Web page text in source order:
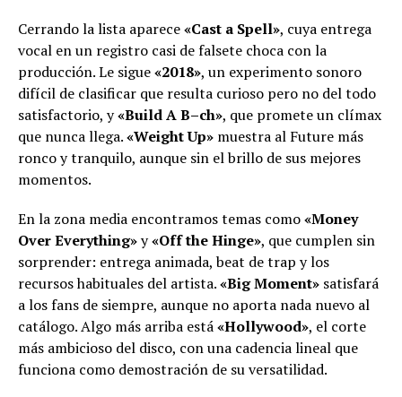
Cerrando la lista aparece«Cast a Spell», cuya entrega
vocal en un registro casi de falsete choca con la
producción. Le sigue«2018», un experimento sonoro
difícil de clasificar que resulta curioso pero no del todo
satisfactorio, y«Build A B–ch», que promete un clímax
que nunca llega.«Weight Up» muestra al Future más
ronco y tranquilo, aunque sin el brillo de sus mejores
momentos.
En la zona media encontramos temas como«Money
Over Everything»y«Off the Hinge», que cumplen sin
sorprender: entrega animada, beat de trap y los
recursos habituales del artista.«Big Moment» satisfará
a los fans de siempre, aunque no aporta nada nuevo al
catálogo. Algo más arriba está«Hollywood», el corte
más ambicioso del disco, con una cadencia lineal que
funciona como demostración de su versatilidad.